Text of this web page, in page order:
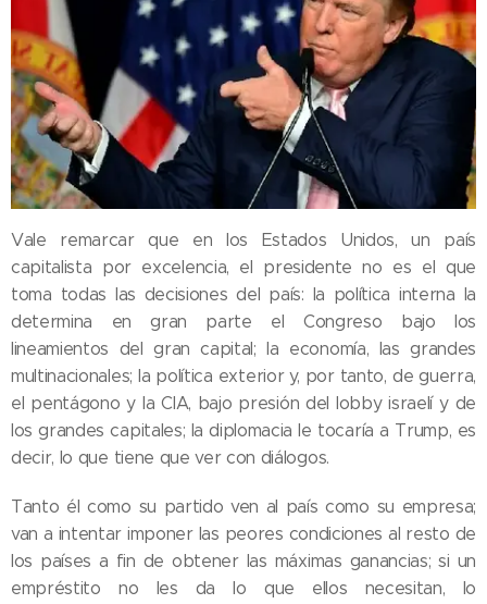
Vale remarcar que en los Estados Unidos, un país
capitalista por excelencia, el presidente no es el que
toma todas las decisiones del país: la política interna la
determina en gran parte el Congreso bajo los
lineamientos del gran capital; la economía, las grandes
multinacionales; la política exterior y, por tanto, de guerra,
el pentágono y la CIA, bajo presión del lobby israelí y de
los grandes capitales; la diplomacia le tocaría a Trump, es
decir, lo que tiene que ver con diálogos.
Tanto él como su partido ven al país como su empresa;
van a intentar imponer las peores condiciones al resto de
los países a fin de obtener las máximas ganancias; si un
empréstito no les da lo que ellos necesitan, lo